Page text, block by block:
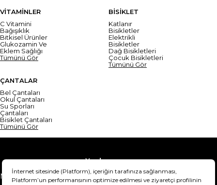
VİTAMİNLER
C Vitamini
Bağışıklık
Bitkisel Ürünler
Glukozamin Ve
Eklem Sağlığı
Tümünü Gör
BİSİKLET
Katlanır
Bisikletler
Elektrikli
Bisikletler
Dağ Bisikletleri
Çocuk Bisikletleri
Tümünü Gör
ÇANTALAR
Bel Çantaları
Okul Çantaları
Su Sporları
Çantaları
Bisiklet Çantaları
Tümünü Gör
Yardım
Mesafeli Satış Sözleşmesi
Teslimat Bilgisi